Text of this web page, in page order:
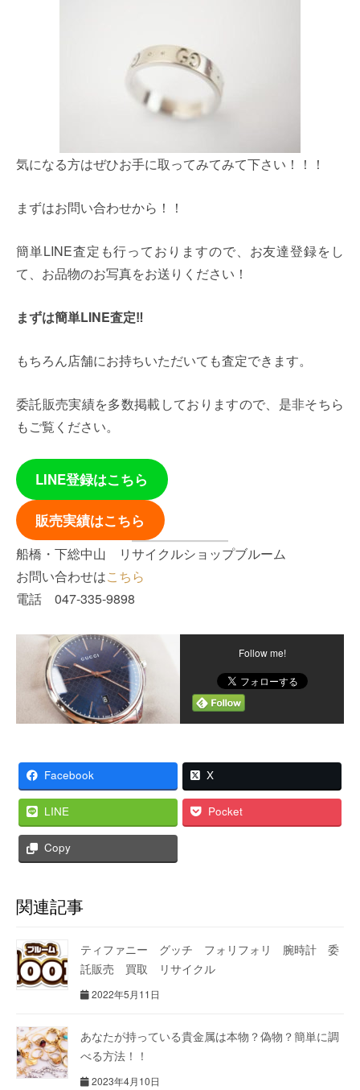
気になる方はぜひお手に取ってみてみて下さい！！！
まずはお問い合わせから！！
簡単LINE査定も行っておりますので、お友達登録をし
て、お品物のお写真をお送りください！
まずは簡単LINE査定‼
もちろん店舗にお持ちいただいても査定できます。
委託販売実績を多数掲載しておりますので、是非そちら
もご覧ください。
LINE登録はこちら
販売実績はこちら
船橋・下総中山 リサイクルショップブルーム
お問い合わせはこちら
電話 047-335-9898
Follow me!
Facebook X
LINE Pocket
Copy
関連記事
ティファニー グッチ フォリフォリ 腕時計 委
託販売 買取 リサイクル
2022年5月11日
あなたが持っている貴金属は本物？偽物？簡単に調
べる方法！！
2023年4月10日